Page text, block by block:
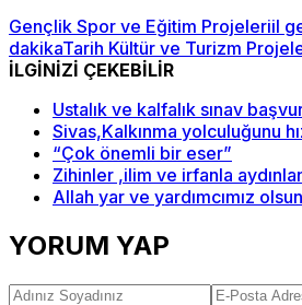
Gençlik Spor ve Eğitim Projeleriil
dakikaTarih Kültür ve Turizm
İLGİNİZİ ÇEKEBİLİR
Ustalık ve kalfalık sınav
Sivas,Kalkınma yolculuğunu
“Çok önemli bir eser”
Zihinler ,ilim ve irfanla
Allah yar ve yardımcımız olsun
YORUM YAP